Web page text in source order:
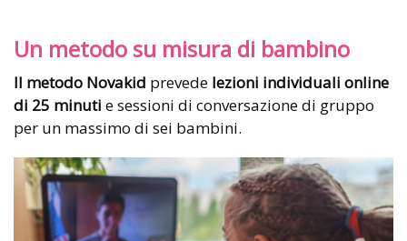
Un metodo su misura di bambino
Il metodo Novakid prevede lezioni individuali online
di 25 minuti e sessioni di conversazione di gruppo
per un massimo di sei bambini.